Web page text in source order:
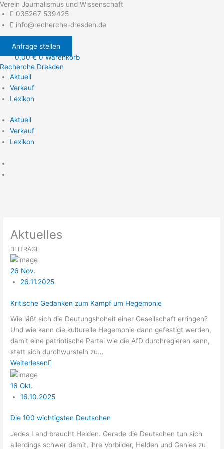
Zum
Inhalt
springen
Verein Journalismus und Wissenschaft
035267 539425
info@recherche-dresden.de
Anfrage stellen
0,00€ 0 Warenkorb
Recherche Dresden
Aktuell
Verkauf
Lexikon
Aktuell
Verkauf
Lexikon
Aktuelles
BEITRÄGE
26 Nov.
26.11.2025
Kritische Gedanken zum Kampf um Hegemonie
Wie läßt sich die Deu­tungs­ho­heit einer Gesell­schaft errin­gen?
Und wie kann die kul­tu­rel­le Hege­mo­nie dann gefes­tigt wer­den,
damit eine patrio­ti­sche Par­tei wie die AfD durch­re­gie­ren kann,
statt sich durch­wurs­teln zu…
Wei­ter­le­sen
16 Okt.
16.10.2025
Die 100 wichtigsten Deutschen
Jedes Land braucht Hel­den. Gera­de die Deut­schen tun sich
aller­dings schwer damit, ihre Vor­bil­der, Hel­den und Genies zu